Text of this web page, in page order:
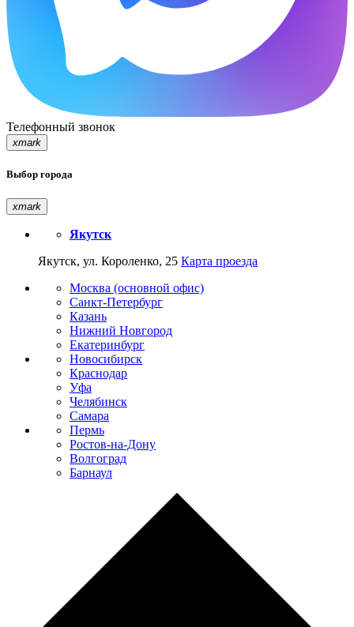
Телефонный звонок
xmark
Выбор города
xmark
Якутск
Якутск, ул. Короленко, 25 Карта проезда
Москва (основной офис)
Санкт-Петербург
Казань
Нижний Новгород
Екатеринбург
Новосибирск
Краснодар
Уфа
Челябинск
Самара
Пермь
Ростов-на-Дону
Волгоград
Барнаул